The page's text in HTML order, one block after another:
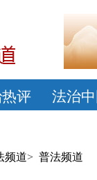
评 法治
频道> 普法频道